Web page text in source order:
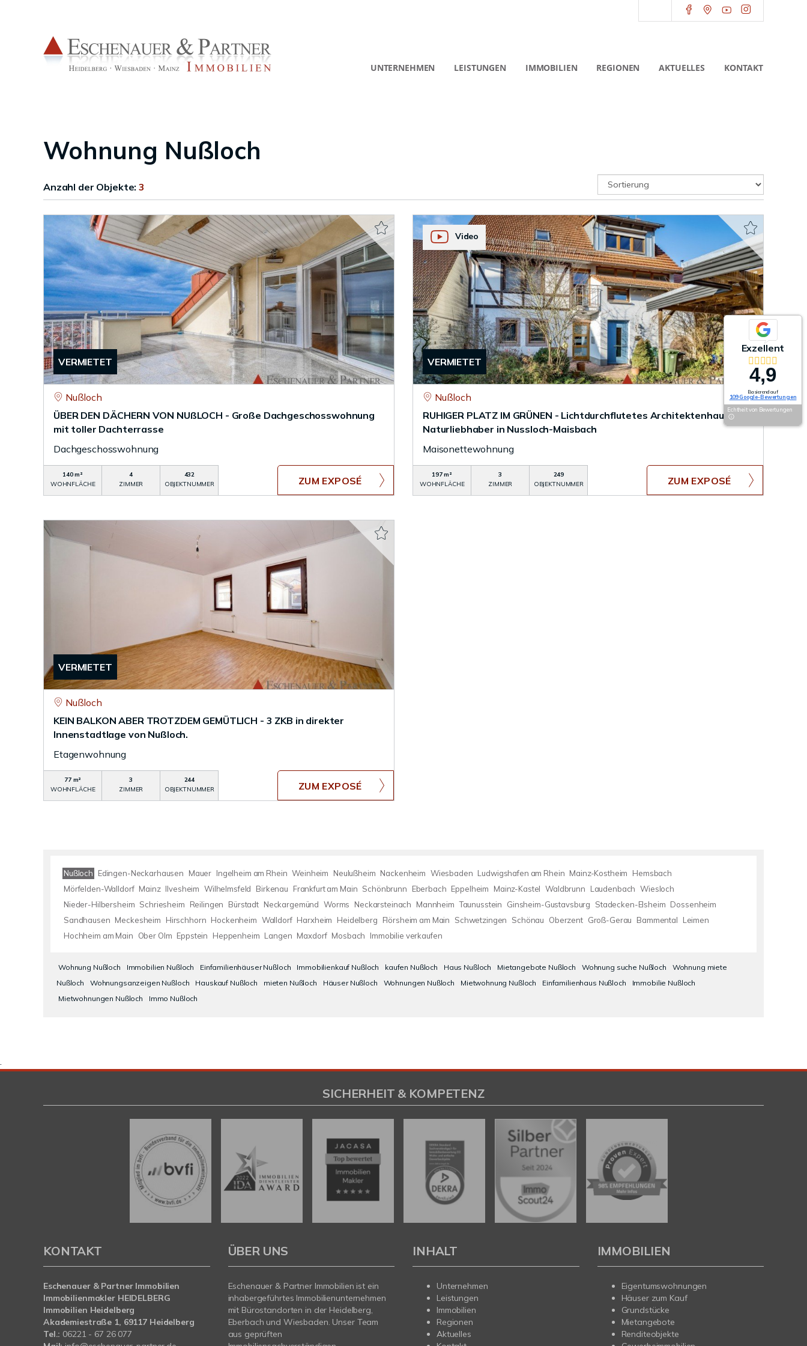
UNTERNEHMEN LEISTUNGEN IMMOBILIEN REGIONEN AKTUELLES KONTAKT
Wohnung Nußloch
Anzahl der Objekte:3
VERMIETET
Nußloch
ÜBER DEN DÄCHERN VON NUßLOCH - Große Dachgeschosswohnung
mit toller Dachterrasse
Dachgeschosswohnung
140 m²
WOHNFLÄCHE
4
ZIMMER
432
OBJEKTNUMMER
ZUM EXPOSÉ
VERMIETET
Video
Nußloch
RUHIGER PLATZ IM GRÜNEN - Lichtdurchflutetes Architektenhaus für
Naturliebhaber in Nussloch-Maisbach
Maisonettewohnung
197 m²
WOHNFLÄCHE
3
ZIMMER
249
OBJEKTNUMMER
ZUM EXPOSÉ
VERMIETET
Nußloch
KEIN BALKON ABER TROTZDEM GEMÜTLICH - 3 ZKB in direkter
Innenstadtlage von Nußloch.
Etagenwohnung
77 m²
WOHNFLÄCHE
3
ZIMMER
244
OBJEKTNUMMER
ZUM EXPOSÉ
Nußloch Edingen-Neckarhausen Mauer Ingelheim am Rhein Weinheim Neulußheim Nackenheim Wiesbaden Ludwigshafen am Rhein Mainz-Kostheim
Hemsbach
Mörfelden-Walldorf Mainz Ilvesheim Wilhelmsfeld Birkenau Frankfurt am Main Schönbrunn Eberbach Eppelheim Mainz-Kastel Waldbrunn Laudenbach Wiesloch
Nieder-Hilbersheim Schriesheim Reilingen Bürstadt Neckargemünd Worms Neckarsteinach Mannheim Taunusstein Ginsheim-Gustavsburg Stadecken-Elsheim Dossenheim
Sandhausen Meckesheim Hirschhorn Hockenheim Walldorf Harxheim Heidelberg Flörsheim am Main Schwetzingen Schönau Oberzent Groß-Gerau Bammental
Leimen
Hochheim am Main
Ober Olm Eppstein Heppenheim Langen Maxdorf Mosbach Immobilie verkaufen
Wohnung Nußloch Immobilien Nußloch Einfamilienhäuser Nußloch Immobilienkauf Nußloch kaufen Nußloch Haus Nußloch Mietangebote Nußloch Wohnung suche Nußloch
Wohnung miete
Nußloch
Wohnungsanzeigen Nußloch Hauskauf Nußloch mieten Nußloch Häuser Nußloch Wohnungen Nußloch Mietwohnung Nußloch Einfamilienhaus Nußloch
Immobilie Nußloch
Mietwohnungen Nußloch
Immo Nußloch
Exzellent
4,9
Basierend auf
109 Google-Bewertungen
Echtheit von Bewertungen
.
SICHERHEIT & KOMPETENZ
KONTAKT
Eschenauer & Partner Immobilien
Immobilienmakler HEIDELBERG
Immobilien Heidelberg
Akademiestraße 1, 69117 Heidelberg
Tel.: 06221 - 67 26 077
ÜBER UNS
Eschenauer & Partner Immobilien ist ein
inhabergeführtes Immobilienunternehmen
mit Bürostandorten in der Heidelberg,
Eberbach und Wiesbaden. Unser Team
aus geprüften
INHALT
Unternehmen
Leistungen
Immobilien
Regionen
Aktuelles
IMMOBILIEN
Eigentumswohnungen
Häuser zum Kauf
Grundstücke
Mietangebote
Renditeobjekte